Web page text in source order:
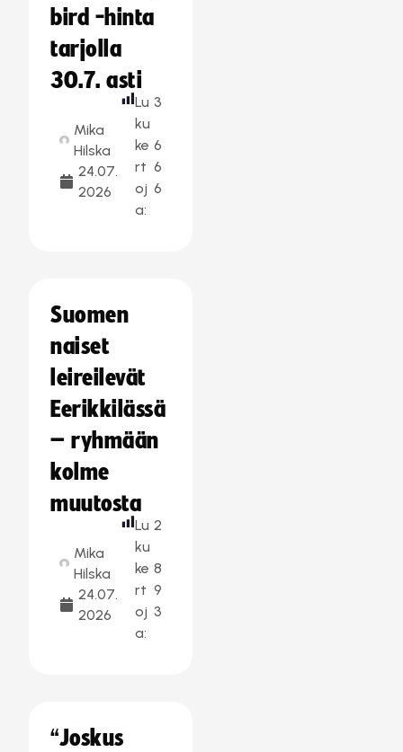
bird -hinta
tarjolla
30.7. asti
Mika
Hilska
24.07.
2026
Lu
ku
ke
rt
oj
a:
3
6
6
6
Suomen
naiset
leireilevät
Eerikkilässä
– ryhmään
kolme
muutosta
Mika
Hilska
24.07.
2026
Lu
ku
ke
rt
oj
a:
2
8
9
3
“Joskus